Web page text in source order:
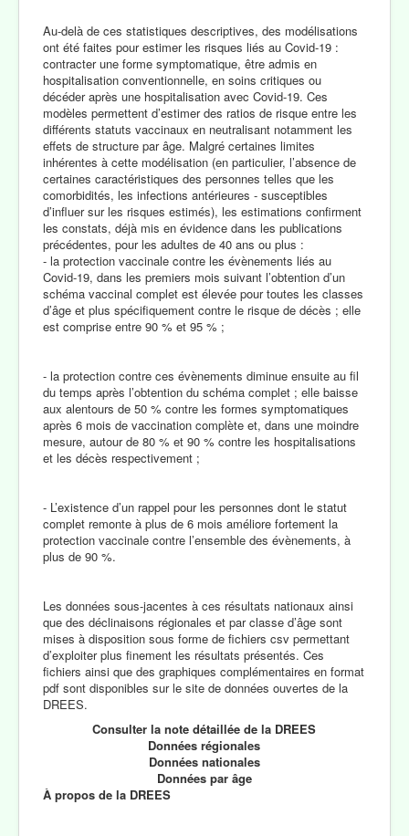
Au-delà de ces statistiques descriptives, des modélisations
ont été faites pour estimer les risques liés au Covid-19 :
contracter une forme symptomatique, être admis en
hospitalisation conventionnelle, en soins critiques ou
décéder après une hospitalisation avec Covid-19. Ces
modèles permettent d’estimer des ratios de risque entre les
différents statuts vaccinaux en neutralisant notamment les
effets de structure par âge. Malgré certaines limites
inhérentes à cette modélisation (en particulier, l’absence de
certaines caractéristiques des personnes telles que les
comorbidités, les infections antérieures - susceptibles
d’influer sur les risques estimés), les estimations confirment
les constats, déjà mis en évidence dans les publications
précédentes, pour les adultes de 40 ans ou plus :
- la protection vaccinale contre les évènements liés au
Covid-19, dans les premiers mois suivant l’obtention d’un
schéma vaccinal complet est élevée pour toutes les classes
d’âge et plus spécifiquement contre le risque de décès ; elle
est comprise entre 90 % et 95 % ;
- la protection contre ces évènements diminue ensuite au fil
du temps après l’obtention du schéma complet ; elle baisse
aux alentours de 50 % contre les formes symptomatiques
après 6 mois de vaccination complète et, dans une moindre
mesure, autour de 80 % et 90 % contre les hospitalisations
et les décès respectivement ;
- L’existence d’un rappel pour les personnes dont le statut
complet remonte à plus de 6 mois améliore fortement la
protection vaccinale contre l’ensemble des évènements, à
plus de 90 %.
Les données sous-jacentes à ces résultats nationaux ainsi
que des déclinaisons régionales et par classe d’âge sont
mises à disposition sous forme de fichiers csv permettant
d’exploiter plus finement les résultats présentés. Ces
fichiers ainsi que des graphiques complémentaires en format
pdf sont disponibles sur le site de données ouvertes de la
DREES.
Consulter la note détaillée de la DREES
Données régionales
Données nationales
Données par âge
À propos de la DREES